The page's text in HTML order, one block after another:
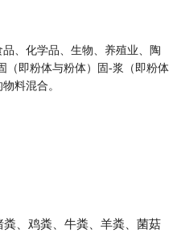
、化学品、生物、养殖业、陶
（即粉体与粉体）固-浆（即粉体
料混合。
、鸡粪、牛粪、羊粪、菌菇